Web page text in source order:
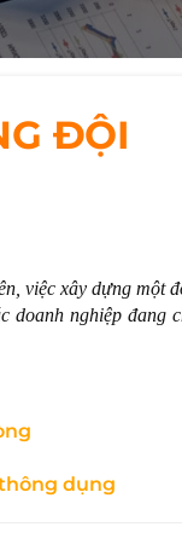
ĐỘI
việc xây dựng một
doanh nghiệp đang
dụng